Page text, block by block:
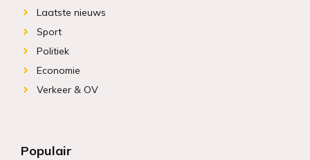
Laatste nieuws
Sport
Politiek
Economie
Verkeer & OV
Populair